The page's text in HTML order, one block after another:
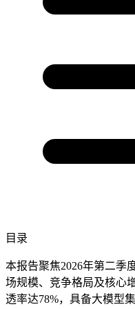
目录
本报告聚焦2026年第二季
场规模、竞争格局及核心
透率达78%，具备大模型